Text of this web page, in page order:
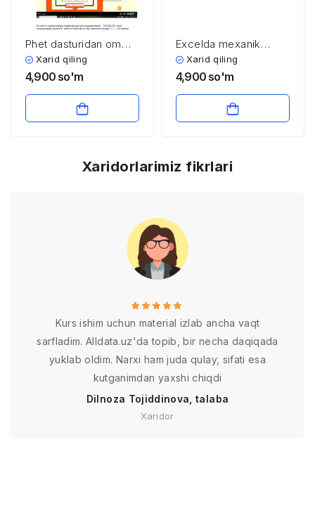
Phet dasturidan om
qonunini
modellashtirish.
Xarid qiling
4,900 so'm
Excelda mexanik
harakat ni tasvirlash
Xarid qiling
4,900 so'm
Xaridorlarimiz fikrlari
Kurs ishim uchun material izlab ancha vaqt
sarfladim. Alldata.uz'da topib, bir necha daqiqada
yuklab oldim. Narxi ham juda qulay, sifati esa
kutganimdan yaxshi chiqdi
Dilnoza Tojiddinova, talaba
Xaridor